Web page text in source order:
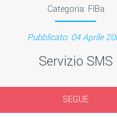
Categoria: FIBa
Pubblicato: 04 Aprile
Servizio SMS
SEGUE
2019
2018